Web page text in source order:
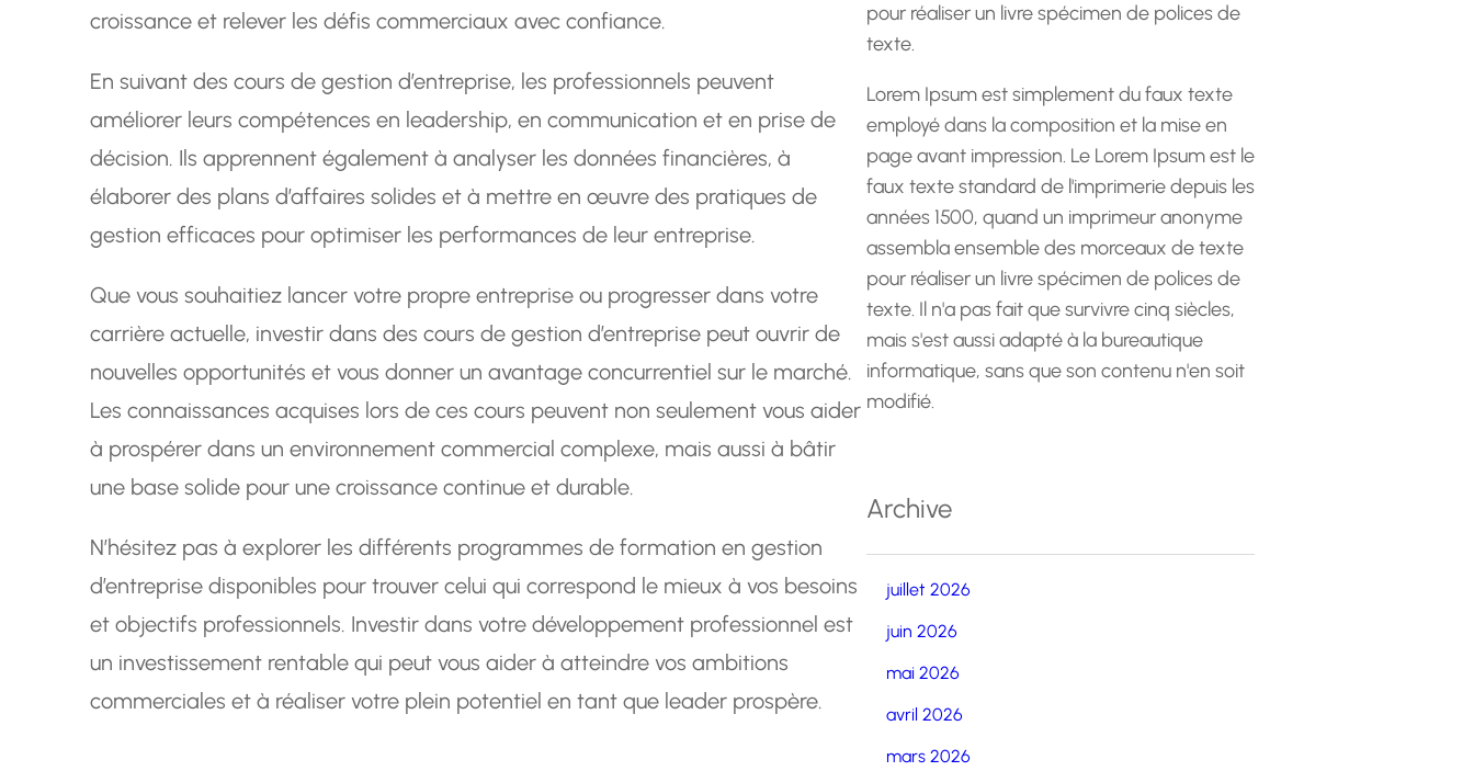
croissance et relever les défis commerciaux avec confiance.
En suivant des cours de gestion d’entreprise, les professionnels peuvent
améliorer leurs compétences en leadership, en communication et en prise de
décision. Ils apprennent également à analyser les données financières, à
élaborer des plans d’affaires solides et à mettre en œuvre des pratiques de
gestion efficaces pour optimiser les performances de leur entreprise.
Que vous souhaitiez lancer votre propre entreprise ou progresser dans votre
carrière actuelle, investir dans des cours de gestion d’entreprise peut ouvrir de
nouvelles opportunités et vous donner un avantage concurrentiel sur le marché.
Les connaissances acquises lors de ces cours peuvent non seulement vous aider
à prospérer dans un environnement commercial complexe, mais aussi à bâtir
une base solide pour une croissance continue et durable.
N’hésitez pas à explorer les différents programmes de formation en gestion
d’entreprise disponibles pour trouver celui qui correspond le mieux à vos besoins
et objectifs professionnels. Investir dans votre développement professionnel est
un investissement rentable qui peut vous aider à atteindre vos ambitions
commerciales et à réaliser votre plein potentiel en tant que leader prospère.
pour réaliser un livre spécimen de polices de
texte.
Lorem Ipsum est simplement du faux texte
employé dans la composition et la mise en
page avant impression. Le Lorem Ipsum est le
faux texte standard de l'imprimerie depuis les
années 1500, quand un imprimeur anonyme
assembla ensemble des morceaux de texte
pour réaliser un livre spécimen de polices de
texte. Il n'a pas fait que survivre cinq siècles,
mais s'est aussi adapté à la bureautique
informatique, sans que son contenu n'en soit
modifié.
Archive
juillet 2026
juin 2026
mai 2026
avril 2026
mars 2026